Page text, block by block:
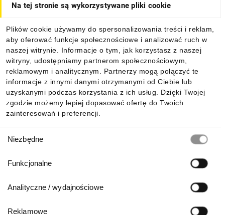
Na tej stronie są wykorzystywane pliki cookie
Plików cookie używamy do spersonalizowania treści i reklam,
aby oferować funkcje społecznościowe i analizować ruch w
naszej witrynie. Informacje o tym, jak korzystasz z naszej
witryny, udostępniamy partnerom społecznościowym,
reklamowym i analitycznym. Partnerzy mogą połączyć te
informacje z innymi danymi otrzymanymi od Ciebie lub
uzyskanymi podczas korzystania z ich usług. Dzięki Twojej
zgodzie możemy lepiej dopasować ofertę do Twoich
zainteresowań i preferencji.
zgody
Niezbędne
Funkcjonalne
Analityczne / wydajnościowe
Reklamowe
Informacje
Pobierz naszą aplikację mobilną: